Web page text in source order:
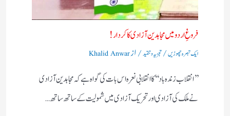
فروغِ اردو میں مجاہدین آزادی کا کردار!
ایک تبصرہ چھوڑیں/تجزیہ و تنقید/ ازKhalid Anwar
’’انقلاب زندہ باد‘‘کا انقلابی نعرہ اس بات کی گواہ ہے کہ مجاہدین آزادی
نے ملک کی آزادی اور تحریک آزادی میں شمولیت کے ساتھ ساتھ…